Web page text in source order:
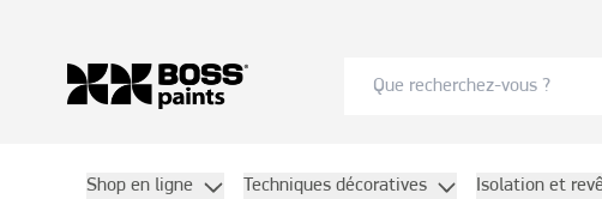
Shop en ligne Techniques décoratives Isolation et